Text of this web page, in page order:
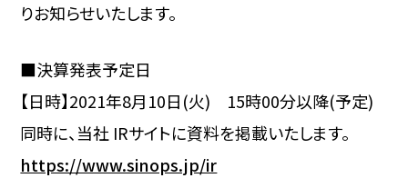
りお知らせいたします。
■決算発表予定日
【日時】2021年8月10日(火) 15時00分以降(予定)
同時に、当社 IRサイトに資料を掲載いたします。
https://www.sinops.jp/ir